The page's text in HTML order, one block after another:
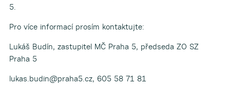
5.
Pro více informací prosím kontaktujte:
Lukáš Budín, zastupitel MČ Praha 5, předseda ZO SZ
Praha 5
lukas.budin@praha5.cz, 605 58 71 81